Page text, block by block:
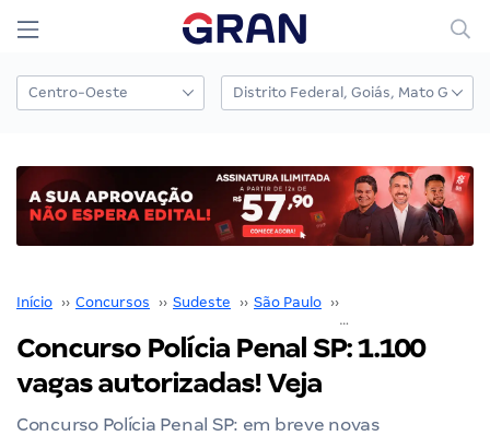
Início ›› Concursos ›› Sudeste ›› São Paulo ››
Concurso Polícia Penal SP: 1.100
vagas autorizadas! Veja
Concurso Polícia Penal SP: em breve novas